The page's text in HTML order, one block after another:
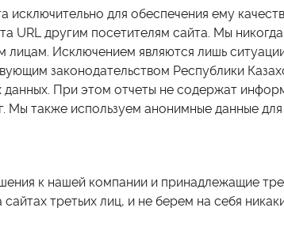
для обеспечения ему
URL другим посетителям сайта. Мы
Исключением являются лишь
законодательством Республики
При этом отчеты не содержат
также используем анонимные данные для
к нашей компании и принадлежащие
третьих лиц, и не берем на себя